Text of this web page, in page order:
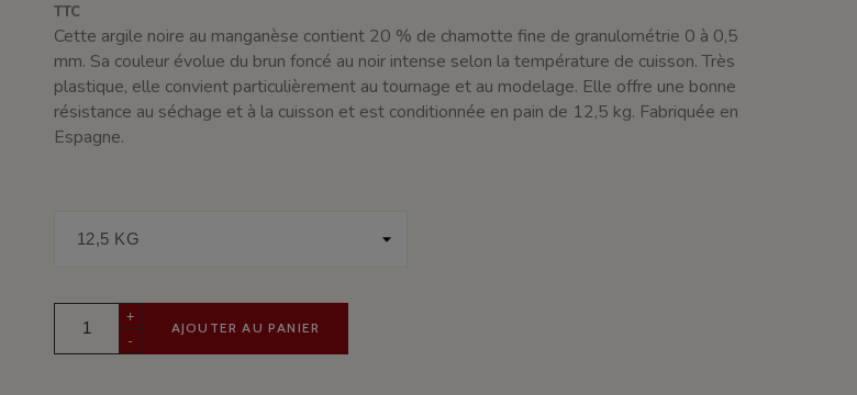
TTC
Cette argile noire au manganèse contient 20 % de chamotte fine de granulométrie 0 à 0,5
mm. Sa couleur évolue du brun foncé au noir intense selon la température de cuisson. Très
plastique, elle convient particulièrement au tournage et au modelage. Elle offre une bonne
résistance au séchage et à la cuisson et est conditionnée en pain de 12,5 kg. Fabriquée en
Espagne.
+
-
AJOUTER AU PANIER